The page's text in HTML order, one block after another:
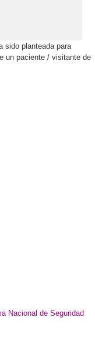
sido planteada para
un paciente / visitante de